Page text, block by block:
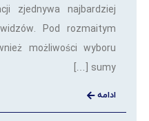
zjednywa najbardziej
Pod rozmaitym
możliwości wyboru
sumy […]
ادامه